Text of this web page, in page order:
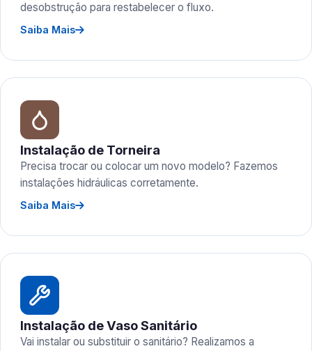
desobstrução para restabelecer o fluxo.
Saiba Mais
Instalação de Torneira
Precisa trocar ou colocar um novo modelo? Fazemos
instalações hidráulicas corretamente.
Saiba Mais
Instalação de Vaso Sanitário
Vai instalar ou substituir o sanitário? Realizamos a